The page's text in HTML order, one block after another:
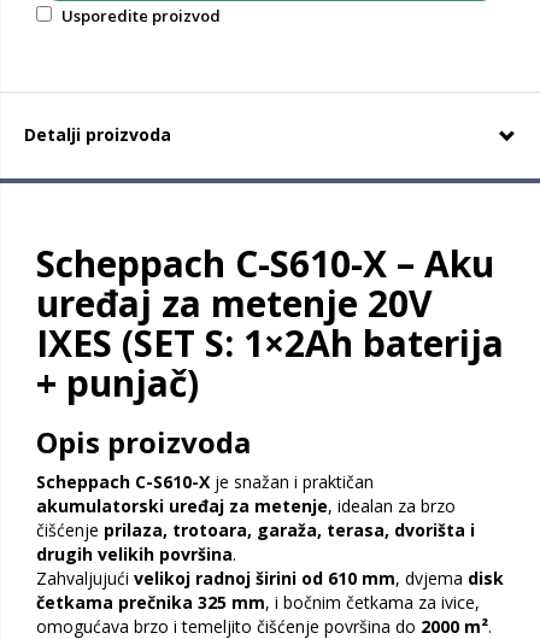
Usporedite proizvod
Detalji proizvoda
Scheppach C-S610-X – Aku
uređaj za metenje 20V
IXES (SET S: 1×2Ah baterija
+ punjač)
Opis proizvoda
Scheppach C-S610-X je snažan i praktičan
akumulatorski uređaj za metenje, idealan za brzo
čišćenje prilaza, trotoara, garaža, terasa, dvorišta i
drugih velikih površina.
Zahvaljujući velikoj radnoj širini od 610 mm, dvjema disk
četkama prečnika 325 mm, i bočnim četkama za ivice,
omogućava brzo i temeljito čišćenje površina do 2000 m².